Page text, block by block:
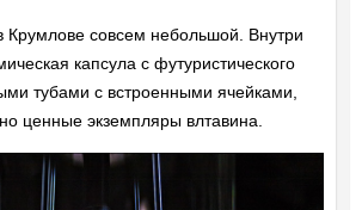
Крумлове совсем небольшой. Внутри
капсула с футуристического
тубами с встроенными ячейками,
ценные экземпляры влтавина.